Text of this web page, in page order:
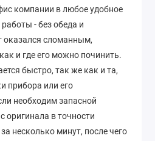
компании в любое удобное
- без обеда и
оказался сломанным,
и где его можно починить.
быстро, так же как и та,
прибора или его
необходим запасной
оригинала в точности
несколько минут, после чего